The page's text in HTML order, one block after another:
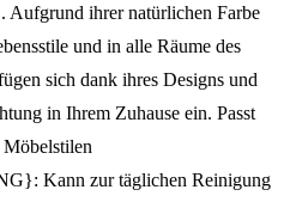
ihrer natürlichen Farbe
und in alle Räume des
sich dank ihres Designs und
in Ihrem Zuhause ein. Passt
Möbelstilen
Kann zur täglichen Reinigung